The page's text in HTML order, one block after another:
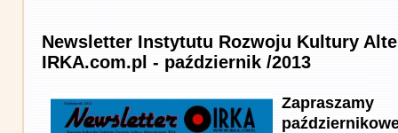
Newsletter Instytutu Rozwoju Kultury
IRKA.com.pl - październik /2013